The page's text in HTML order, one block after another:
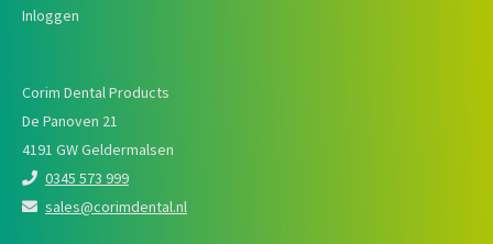
Inloggen
Corim Dental Products
De Panoven 21
4191 GW Geldermalsen
0345 573 999
sales@corimdental.nl